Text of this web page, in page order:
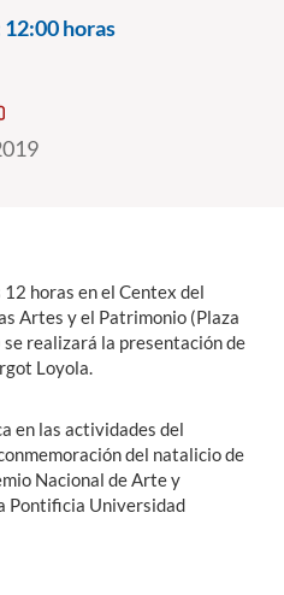
12:00 horas
horas en el Centex del
Artes y el Patrimonio (Plaza
realizará la presentación de
Loyola.
en las actividades del
del natalicio de
Nacional de Arte y
Pontificia Universidad